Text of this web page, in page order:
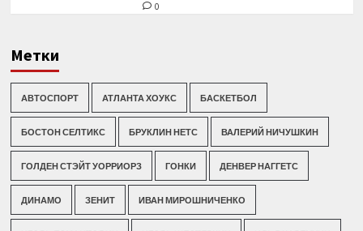
0
Метки
АВТОСПОРТ АТЛАНТА ХОУКС БАСКЕТБОЛ
БОСТОН СЕЛТИКС БРУКЛИН НЕТС ВАЛЕРИЙ НИЧУШКИН
ГОЛДЕН СТЭЙТ УОРРИОРЗ ГОНКИ ДЕНВЕР НАГГЕТС
ДИНАМО ЗЕНИТ ИВАН МИРОШНИЧЕНКО